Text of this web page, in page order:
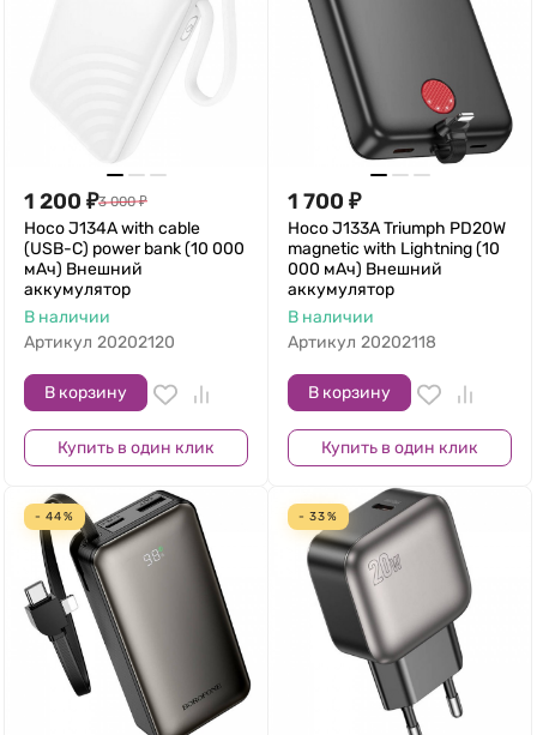
1 200 ₽3 000 ₽
Hoco J134A with cable
(USB-C) power bank (10 000
мАч) Внешний
аккумулятор
В наличии
Артикул 20202120
В корзину
Купить в один клик
1 700 ₽
Hoco J133A Triumph PD20W
magnetic with Lightning (10
000 мАч) Внешний
аккумулятор
В наличии
Артикул 20202118
В корзину
Купить в один клик
- 44% - 33%